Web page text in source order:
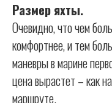
Размер яхты.
Очевидно, что чем
комфортнее, и тем
маневры в марине
цена вырастет – как
маршруте.